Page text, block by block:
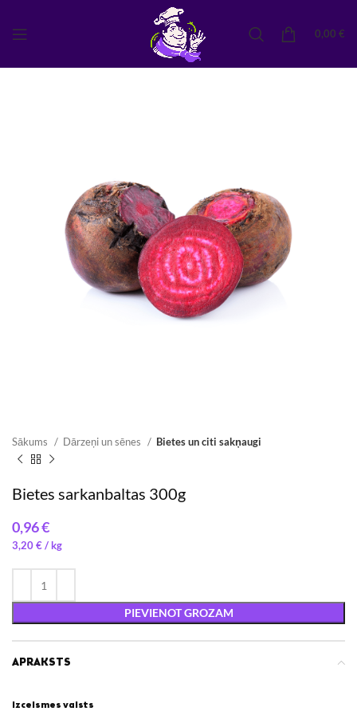
0,00 €
Sākums Dārzeņi un sēnes Bietes un citi sakņaugi
Bietes sarkanbaltas 300g
€
3,20€/
PIEVIENOT GROZAM
APRAKSTS
Izcelsmes valsts